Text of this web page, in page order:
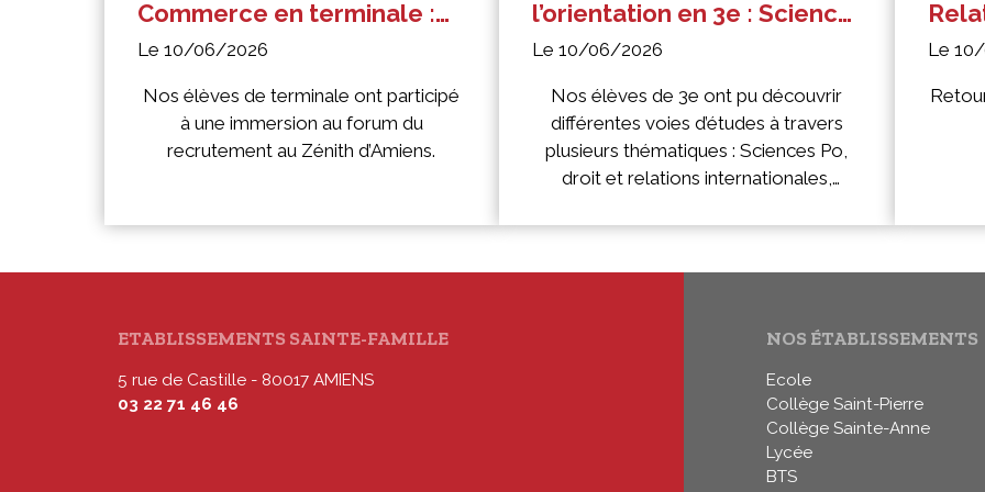
Commerce en terminale :
immersion au forum du
d’Amiens
Le 10/06/2026
Nos élèves de terminale ont participé
à une immersion au forum du
recrutement au Zénith d’Amiens.
l’orientation en 3e : Science
po - Droit - Relations
et commerce
Le 10/06/2026
Nos élèves de 3e ont pu découvrir
différentes voies d’études à travers
plusieurs thématiques : Sciences Po,
droit et relations internationales,
Le
ETABLISSEMENTS SAINTE-FAMILLE
5 rue de Castille - 80017 AMIENS
03 22 71 46 46
NOS ÉTABLISSEMENTS
Ecole
Collège Saint-Pierre
Collège Sainte-Anne
Lycée
BTS